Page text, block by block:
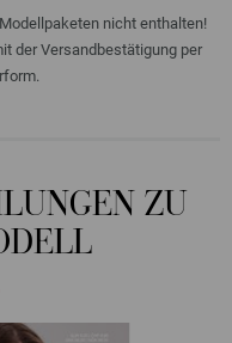
nicht enthalten!
der Versandbestätigung per
ZU